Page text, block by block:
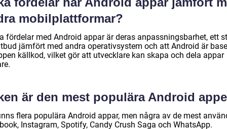
mobilplattformar?
fördelar med Android appar är deras anpassningsbarhet, ett
jämfört med andra operativsystem och att Android är
källkod, vilket gör att utvecklare kan skapa och dela appar
är den mest populära Android
flera populära Android appar, men några av de mest
Instagram, Spotify, Candy Crush Saga och WhatsApp.